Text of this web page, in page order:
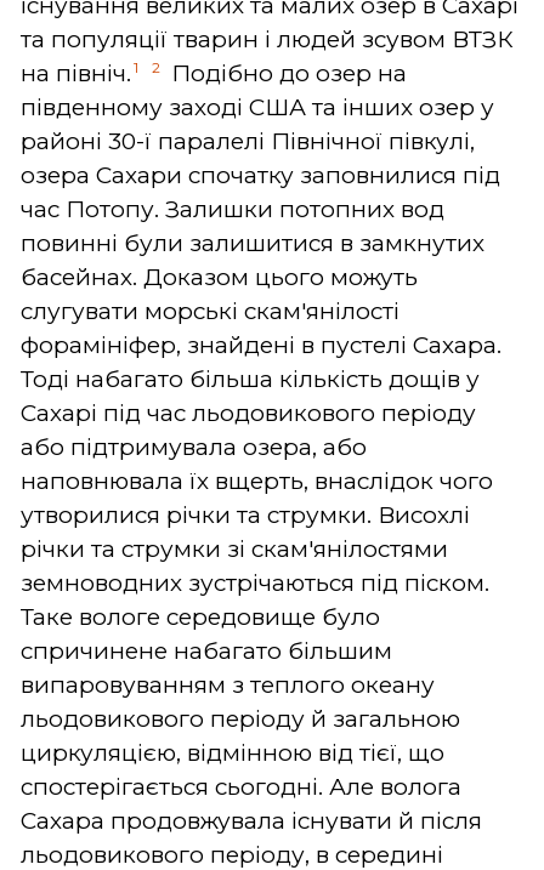
та популяції тварин і людей зсувом ВТЗК
на північ. 1 2
Подібно до озер на
південному заході США та інших озер у
районі 30-ї паралелі Північної півкулі,
озера Сахари спочатку заповнилися під
час Потопу. Залишки потопних вод
повинні були залишитися в замкнутих
басейнах. Доказом цього можуть
слугувати морські скам'янілості
форамініфер, знайдені в пустелі Сахара.
Тоді набагато більша кількість дощів у
Сахарі під час льодовикового періоду
або підтримувала озера, або
наповнювала їх вщерть, внаслідок чого
утворилися річки та струмки. Висохлі
річки та струмки зі скам'янілостями
земноводних зустрічаються під піском.
Таке вологе середовище було
спричинене набагато більшим
випаровуванням з теплого океану
льодовикового періоду й загальною
циркуляцією, відмінною від тієї, що
спостерігається сьогодні. Але волога
Сахара продовжувала існувати й після
льодовикового періоду, в середині